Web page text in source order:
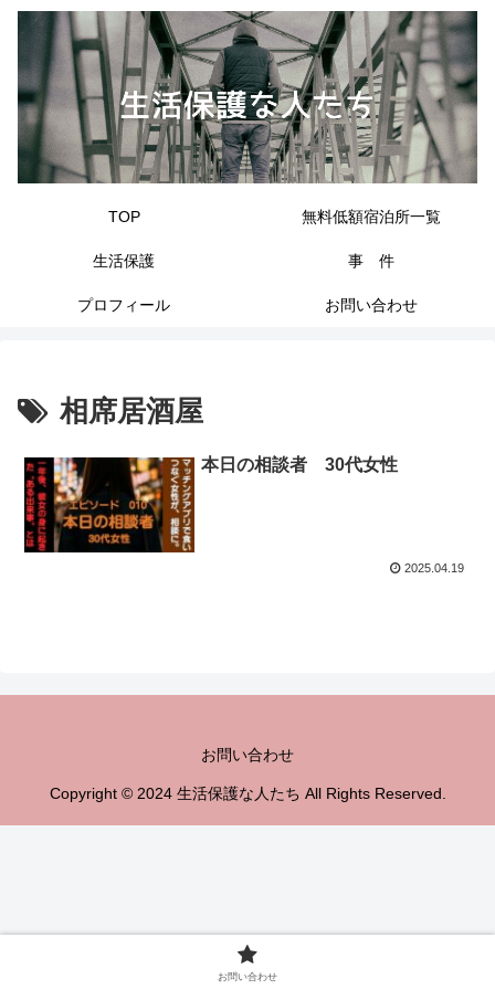
TOP 無料低額宿泊所一覧
生活保護 事 件
プロフィール お問い合わせ
相席居酒屋
本日の相談者 30代女性
2025.04.19
お問い合わせ
Copyright © 2024 生活保護な人たち All Rights Reserved.
お問い合わせ